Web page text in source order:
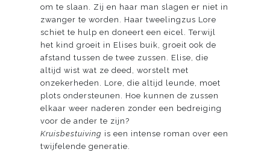
om te slaan. Zij en haar man slagen er niet in
zwanger te worden. Haar tweelingzus Lore
schiet te hulp en doneert een eicel. Terwijl
het kind groeit in Elises buik, groeit ook de
afstand tussen de twee zussen. Elise, die
altijd wist wat ze deed, worstelt met
onzekerheden. Lore, die altijd leunde, moet
plots ondersteunen. Hoe kunnen de zussen
elkaar weer naderen zonder een bedreiging
voor de ander te zijn?
Kruisbestuiving is een intense roman over een
twijfelende generatie.